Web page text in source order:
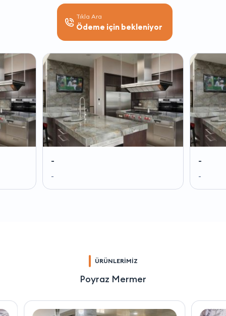
Tıkla Ara
Ödeme için bekleniyor
-
-
-
-
ÜRÜNLERİMİZ
Poyraz Mermer